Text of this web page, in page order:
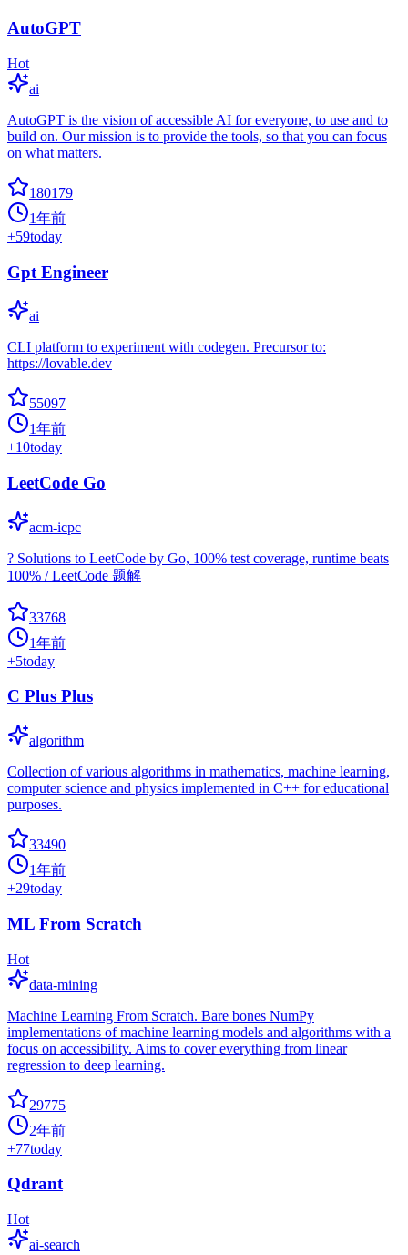
AutoGPT
Hot
ai
AutoGPT is the vision of accessible AI for everyone, to use and to
build on. Our mission is to provide the tools, so that you can focus
on what matters.
180179
1年前
+59today
Gpt Engineer
ai
CLI platform to experiment with codegen. Precursor to:
https://lovable.dev
55097
1年前
+10today
LeetCode Go
acm-icpc
? Solutions to LeetCode by Go, 100% test coverage, runtime beats
100% / LeetCode 题解
33768
1年前
+5today
C Plus Plus
algorithm
Collection of various algorithms in mathematics, machine learning,
computer science and physics implemented in C++ for educational
purposes.
33490
1年前
+29today
ML From Scratch
Hot
data-mining
Machine Learning From Scratch. Bare bones NumPy
implementations of machine learning models and algorithms with a
focus on accessibility. Aims to cover everything from linear
regression to deep learning.
29775
2年前
+77today
Qdrant
Hot
ai-search